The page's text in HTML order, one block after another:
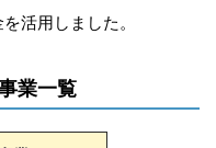
活用しました。
業一覧